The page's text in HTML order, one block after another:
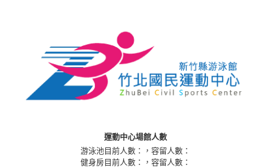
運動中心場館人數
游泳池目前人數：
，容留人數：
健身房目前人數：
，容留人數：